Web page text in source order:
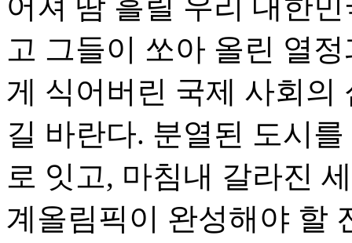
고 그들이 쏘아 올린 열
게 식어버린 국제 사회의
길 바란다. 분열된 도시
로 잇고, 마침내 갈라진
계올림픽이 완성해야 할